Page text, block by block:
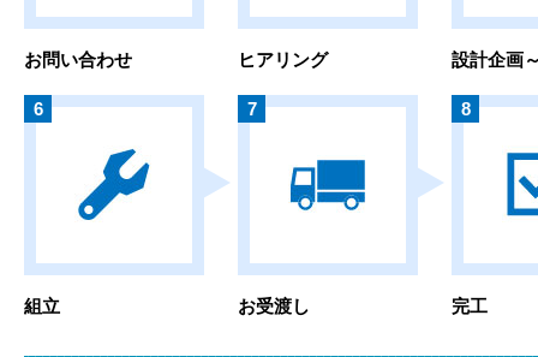
お問い合わせ ヒアリング 設計企画
組立 お受渡し 完工